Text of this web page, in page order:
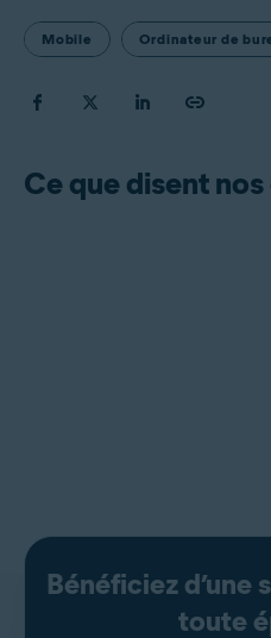
Mobile Ordinateur de
Ce que disent
Bénéficiez d’une
toute